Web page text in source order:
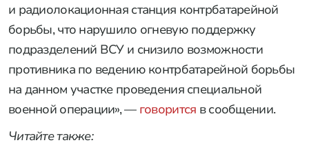
и радиолокационная станция контрбатарейной
борьбы, что нарушило огневую поддержку
подразделений ВСУ и снизило возможности
противника по ведению контрбатарейной борьбы
на данном участке проведения специальной
военной операции», — говорится в сообщении.
Читайте также: